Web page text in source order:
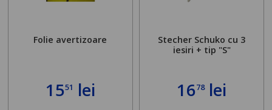
Folie avertizoare
1551 lei
Stecher Schuko cu 3
iesiri + tip "S"
1678lei